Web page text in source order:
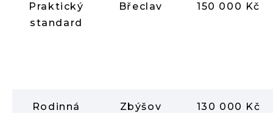
Praktický
standard
Břeclav 150 000 Kč
Rodinná
Zbýšov 130 000 Kč